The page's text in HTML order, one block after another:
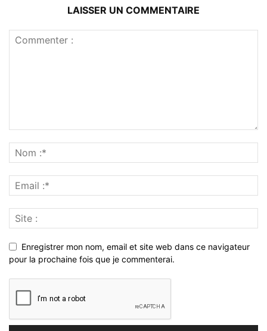
LAISSER UN COMMENTAIRE
Enregistrer mon nom, email et site web dans ce navigateur
pour la prochaine fois que je commenterai.